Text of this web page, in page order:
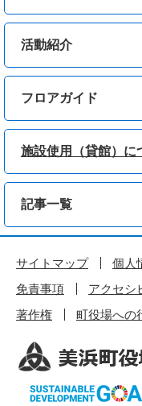
活動紹介
フロアガイド
施設使用（貸館）に
記事一覧
サイトマップ
個人
免責事項
アクセシ
著作権
町役場への